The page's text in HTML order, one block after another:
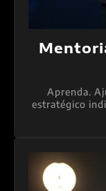
Aprenda.
estratégico